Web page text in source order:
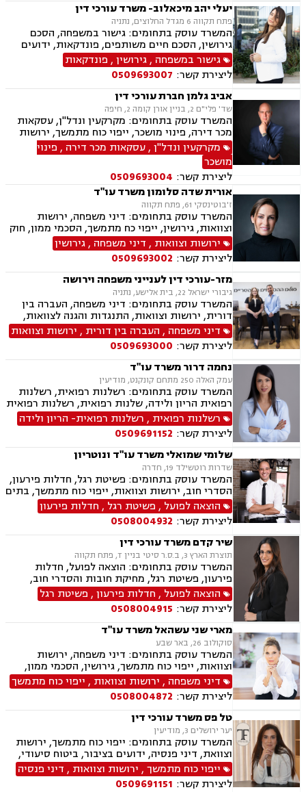
יעלי יהב מיכאלוב- משרד עורכי דין
פתח תקווה 6 מגדל החלוצים, נתניה
המשרד עוסק בתחומים: גישור במשפחה, הסכם
גירושין, הסכם חיים משותפים, פונדקאות, ידועים
בציבור, אפוטרופסות, הסכמי ממון, אבהות, מזונות,
זמני שהות, גירושין, הורות חד מינית, נישואים
אזרחיים, חוק הנוער, אימוץ , חלוקת רכוש, מעמד
אישי, תיאום הורי, חטיפת ילדים, זמני שהות (החזקת
ילדים), אומנה, ניכור הורי, עסקאות מתנה, הוצאה
לפועל, חדלות פירעון, ייפוי כוח מתמשך, מסמך
הבעת רצון, צוואות וירושה.
גישור במשפחה ,גירושין, פונדקאות
ליצירת קשר: 0509693007
אביב גלמן חברת עורכי דין
שד' פלי"ם 2, בניין אורן קומה 2, חיפה
המשרד עוסק בתחומים: מקרקעין ונדל"ן, עסקאות
מכר דירה, פינוי מושכר, ייפוי כוח מתמשך, ירושות
וצוואות, נוטריון.
מקרקעין ונדל"ן,עסקאות מכר דירה , פינוי
מושכר
ליצירת קשר: 0509693004
אורית שדה סלומון משרד עו"ד
ז'בוטינסקי 61, פתח תקווה
המשרד עוסק בתחומים: דיני משפחה, ירושות
וצוואות, גירושין, ייפוי כח מתמשך, הסכמי ממון, חוק
הנוער, פירוק שיתוף, משמורת, זמני שהות, הסכם
חיים משותפים, מעמד אישי, מזונות, אלימות
במשפחה, צווי הגנה, אימוץ, אפוטרופסות, ניכור הורי,
הורות חד מינית, עסקאות מתנה, העברה בין דורית,
פונדקאות, חטיפת ילדים, ידועים בציבור, ייצוג
קטינים, גישור במשפחה
ירושות וצוואות , דיני משפחה ,גירושין
ליצירת קשר: 0509693002
מזר-עורכי דין לענייני משפחה וירושה
גיבורי ישראל 22, בית אלישע, נתניה
המשרד עוסק בתחומים: דיני משפחה, העברה בין
דורית, ירושות וצוואות, התנגדות והגנה לצוואות,
ייפוי כוח מתמשך, הסכמי ממון, גישור במשפחה,
ידועים בציבור, אפוטרופסות, אבהות, מזונות,
משמורת, גירושין, הורות חד מינית, חוק הנוער,
חלוקת רכוש, זמני שהות, ניכור הורי, גישור
ובוררויות.
דיני משפחה , העברה בין דורית , ירושות וצוואות
ליצירת קשר: 0509693000
נחמה דרור משרד עו"ד
עמק האלה 250 מתחם קונקנט, מודיעין
המשרד עוסק בתחומים: רשלנות רפואית, רשלנות
רפואית הריון ולידה, שלנות רפואית, רשלנות רפואית
ילדים.רשלנות רפואית , רשלנות רפואית- הריון ולידה
ליצירת קשר: 0509691152
שלומי שמואלי משרד עו"ד ונוטריון
שדרות רוטשילד 19, חדרה
המשרד עוסק בתחומים: פשיטת רגל, חדלות פירעון,
הסדרי חוב, ירושות וצוואות, ייפוי כוח מתמשך, בתים
משותפים, עסקאות מכר דירה, ליטיגציה, לשון הרע,
מיסים
הוצאה לפועל , פשיטת רגל , חדלות פירעון
ליצירת קשר: 0508004932
שיר קדם משרד עורכי דין
תוצרת הארץ 3, ב.ס.ר סיטי בניין T, פתח תקווה
המשרד עוסק בתחומים: הוצאה לפועל, חדלות
פירעון, פשיטת רגל, מחיקת חובות והסדרי חוב,
ירושות וצוואות, ייפוי כוח מתמשך
הוצאה לפועל , חדלות פירעון, פשיטת רגל
ליצירת קשר: 0508004915
מארי שני עשהאל משרד עו"ד
סוקולוב 26, באר שבע
המשרד עוסק בתחומים: דיני משפחה, ירושות
וצוואות, ייפוי כוח מתמשך, גירושין, הסכמי ממון,
נישואים אזרחיים, מעמד אישי, אפוטרופסות, מזונות,
התנגדויות לצוואות, הסכמים, בוררות
דיני משפחה , ירושות וצוואות , ייפוי כוח מתמשך
ליצירת קשר: 0508004872
טל פס משרד עורכי דין
יער ירושלים 3, מודיעין
המשרד עוסק בתחומים: ייפוי כוח מתמשך, ירושות
וצוואת, דיני פנסיה, ידועים בציבור, ביטוח סיעודי,
תביעות ביטוח ונזקי רכוש
ייפוי כוח מתמשך, ירושות וצוואות , דיני פנסיה
ליצירת קשר: 0509691151